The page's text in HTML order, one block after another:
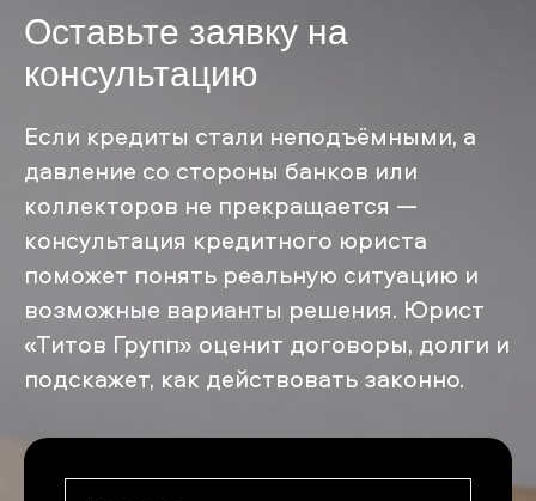
Оставьте заявку на
консультацию
Если кредиты стали неподъёмными, а
давление со стороны банков или
коллекторов не прекращается —
консультация кредитного юриста
поможет понять реальную ситуацию и
возможные варианты решения. Юрист
«Титов Групп» оценит договоры, долги и
подскажет, как действовать законно.